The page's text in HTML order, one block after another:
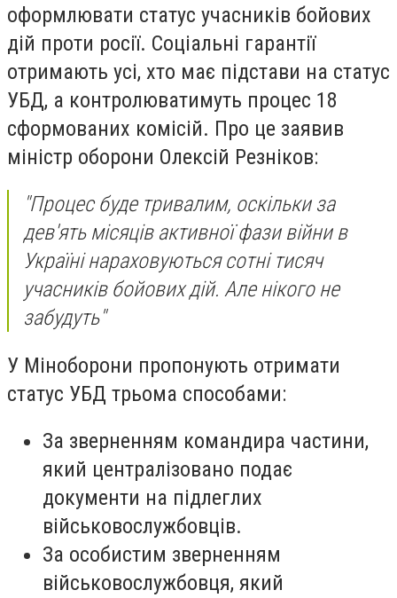
оформлювати статус учасників бойових
дій проти росії. Соціальні гарантії
отримають усі, хто має підстави на статус
УБД, а контролюватимуть процес 18
сформованих комісій. Про це заявив
міністр оборони Олексій Резніков:
"Процес буде тривалим, оскільки за
дев'ять місяців активної фази війни в
Україні нараховуються сотні тисяч
учасників бойових дій. Але нікого не
забудуть"
У Міноборони пропонують отримати
статус УБД трьома способами:
За зверненням командира частини,
який централізовано подає
документи на підлеглих
військовослужбовців.
За особистим зверненням
військовослужбовця, який